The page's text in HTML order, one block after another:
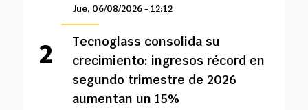
Jue, 06/08/2026 - 12:12
Tecnoglass consolida su
crecimiento: ingresos récord en
segundo trimestre de 2026
aumentan un 15%